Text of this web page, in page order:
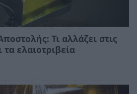
Τι αλλάζει στις
τα ελαιοτριβεία